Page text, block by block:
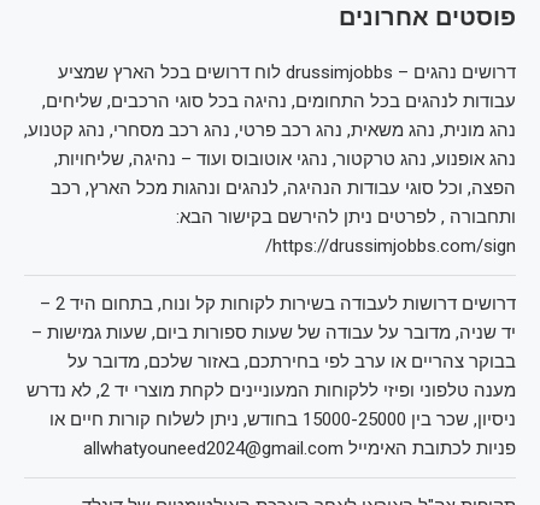
פוסטים אחרונים
דרושים נהגים – drussimjobbs לוח דרושים בכל הארץ שמציע
עבודות לנהגים בכל התחומים, נהיגה בכל סוגי הרכבים, שליחים,
נהג מונית, נהג משאית, נהג רכב פרטי, נהג רכב מסחרי, נהג קטנוע,
נהג אופנוע, נהג טרקטור, נהגי אוטובוס ועוד – נהיגה, שליחויות,
הפצה, וכל סוגי עבודות הנהיגה, לנהגים ונהגות מכל הארץ, רכב
ותחבורה , לפרטים ניתן להירשם בקישור הבא:
https://drussimjobbs.com/sign/
דרושים דרושות לעבודה בשירות לקוחות קל ונוח, בתחום היד 2 –
יד שניה, מדובר על עבודה של שעות ספורות ביום, שעות גמישות –
בבוקר צהריים או ערב לפי בחירתכם, באזור שלכם, מדובר על
מענה טלפוני ופיזי ללקוחות המעוניינים לקחת מוצרי יד 2, לא נדרש
ניסיון, שכר בין 15000-25000 בחודש, ניתן לשלוח קורות חיים או
פניות לכתובת האימייל allwhatyouneed2024@gmail.com